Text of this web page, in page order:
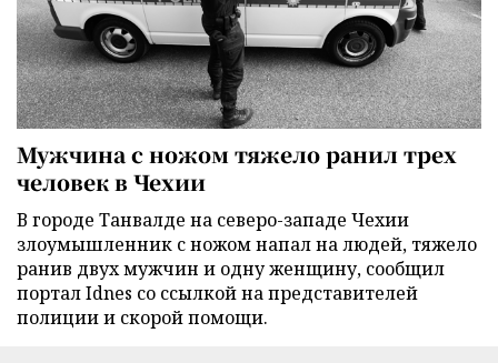
Мужчина с ножом тяжело ранил трех
человек в Чехии
В городе Танвалде на северо-западе Чехии
злоумышленник с ножом напал на людей, тяжело
ранив двух мужчин и одну женщину, сообщил
портал Idnes со ссылкой на представителей
полиции и скорой помощи.